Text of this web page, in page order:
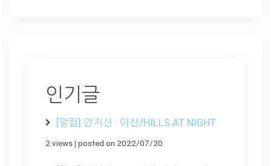
인기글
[알림] 안지산 : 야산/HILLS AT NIGHT
2 views| posted on 2022/07/20